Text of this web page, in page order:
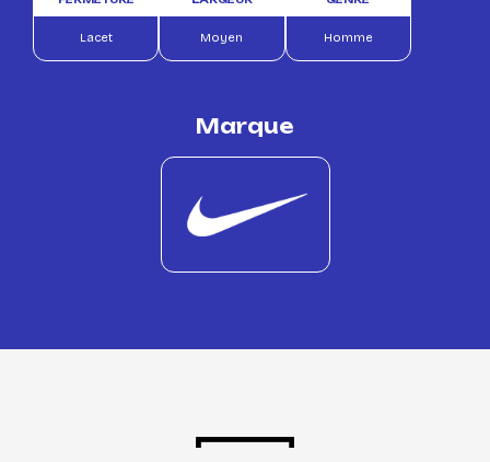
Lacet Moyen Homme
Marque